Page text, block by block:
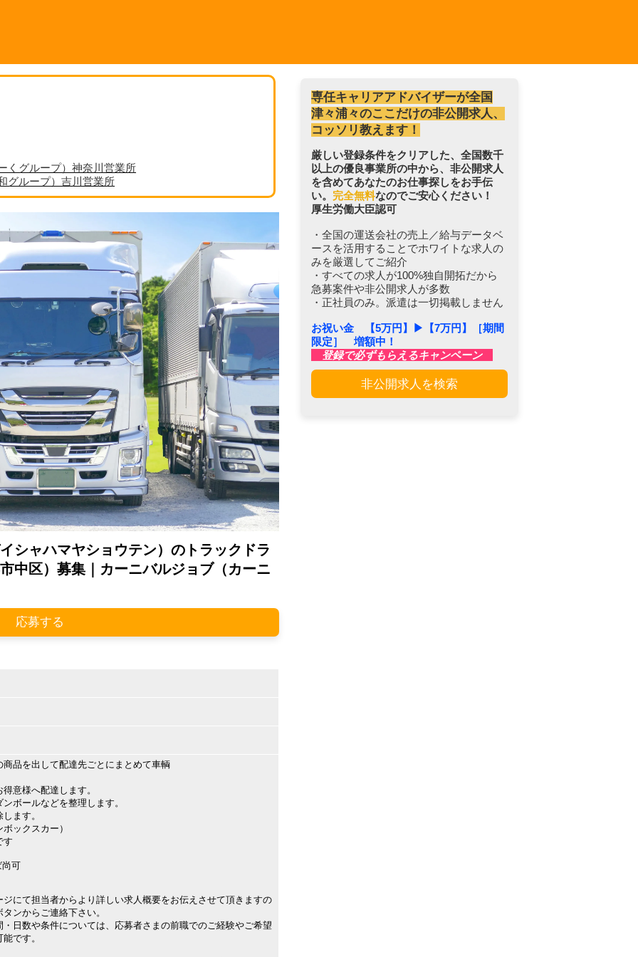
くグループ）神奈川営業所
グループ）吉川営業所
シャハマヤショウテン）のトラックドラ
中区）募集｜カーニバルジョブ（カーニ
応募する
品を出して配達先ごとにまとめて車輌
意様へ配達します。
ボールなどを整理します。
ます。
ックスカー）
す
可
にて担当者からより詳しい求人概要をお伝えさせて頂きますの
ンからご連絡下さい。
日数や条件については、応募者さまの前職でのご経験やご希望
です。
専任キャリアアドバイザーが全国
津々浦々のここだけの非公開求人、
コッソリ教えます！
厳しい登録条件をクリアした、全国数千
以上の優良事業所の中から、非公開求人
を含めてあなたのお仕事探しをお手伝
い。 完全無料なのでご安心ください！
厚生労働大臣認可
・全国の運送会社の売上／給与データベ
ースを活用することでホワイトな求人の
みを厳選してご紹介
・すべての求人が100%独自開拓だから
急募案件や非公開求人が多数
・正社員のみ。派遣は一切掲載しません
お祝い金 【5万円】▶︎【7万円】［期間
限定］ 増額中！
登録で必ずもらえるキャンペーン
非公開求人を検索